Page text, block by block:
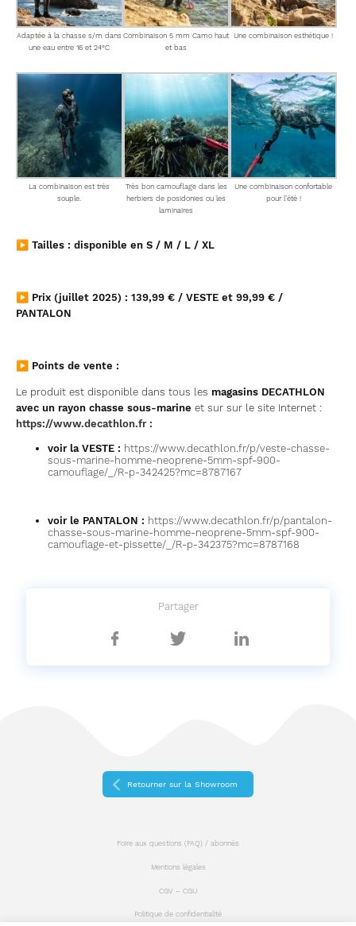
Adaptée à la chasse s/m dans
une eau entre 16 et 24°C
Combinaison 5 mm Camo haut
et bas
Une combinaison esthétique !
La combinaison est très
souple.
Très bon camouflage dans les
herbiers de posidonies ou les
laminaires
Une combinaison confortable
pour l’été !
▶ Tailles : disponible en S / M / L / XL
▶ Prix (juillet 2025) : 139,99 € / VESTE et 99,99 € /
PANTALON
▶ Points de vente :
Le produit est disponible dans tous les magasins DECATHLON
avec un rayon chasse sous-marine et sur sur le site Internet :
https://www.decathlon.fr :
voir la VESTE : https://www.decathlon.fr/p/veste-chasse-
sous-marine-homme-neoprene-5mm-spf-900-
camouflage/_/R-p-342425?mc=8787167
voir le PANTALON : https://www.decathlon.fr/p/pantalon-
chasse-sous-marine-homme-neoprene-5mm-spf-900-
camouflage-et-pissette/_/R-p-342375?mc=8787168
Partager
Partager
Partager
Partager
sur
Retourner sur la Showroom
Foire aux questions (FAQ) / abonnés
Mentions légales
CGV – CGU
Politique de confidentialité